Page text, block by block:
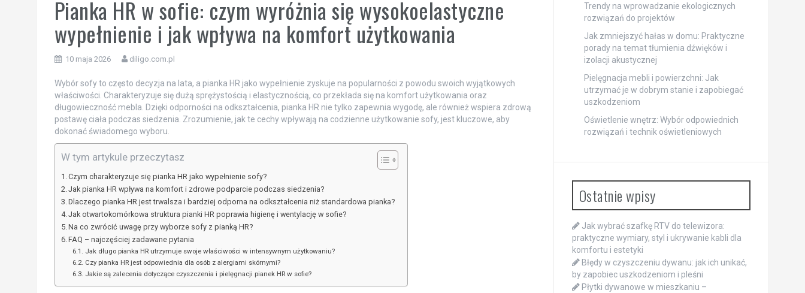
Pianka HR w sofie: czym wyróżnia się wysokoelastyczne
wypełnienie i jak wpływa na komfort użytkowania
10 maja 2026 diligo.com.pl
Wybór sofy to często decyzja na lata, a pianka HR jako wypełnienie zyskuje na popularności z powodu swoich wyjątkowych
właściwości. Charakteryzuje się dużą sprężystością i elastycznością, co przekłada się na komfort użytkowania oraz
długowieczność mebla. Dzięki odporności na odkształcenia, pianka HR nie tylko zapewnia wygodę, ale również wspiera zdrową
postawę ciała podczas siedzenia. Zrozumienie, jak te cechy wpływają na codzienne użytkowanie sofy, jest kluczowe, aby
dokonać świadomego wyboru.
W tym artykule przeczytasz
Czym charakteryzuje się pianka HR jako wypełnienie sofy?
Jak pianka HR wpływa na komfort i zdrowe podparcie podczas siedzenia?
Dlaczego pianka HR jest trwalsza i bardziej odporna na odkształcenia niż standardowa pianka?
Jak otwartokomórkowa struktura pianki HR poprawia higienę i wentylację w sofie?
Na co zwrócić uwagę przy wyborze sofy z pianką HR?
FAQ – najczęściej zadawane pytania
Jak długo pianka HR utrzymuje swoje właściwości w intensywnym użytkowaniu?
Czy pianka HR jest odpowiednia dla osób z alergiami skórnymi?
Jakie są zalecenia dotyczące czyszczenia i pielęgnacji pianek HR w sofie?
Trendy na wprowadzanie ekologicznych
rozwiązań do projektów
Jak zmniejszyć hałas w domu: Praktyczne
porady na temat tłumienia dźwięków i
izolacji akustycznej
Pielęgnacja mebli i powierzchni: Jak
utrzymać je w dobrym stanie i zapobiegać
uszkodzeniom
Oświetlenie wnętrz: Wybór odpowiednich
rozwiązań i technik oświetleniowych
Ostatnie wpisy
Jak wybrać szafkę RTV do telewizora:
praktyczne wymiary, styl i ukrywanie kabli dla
komfortu i estetyki
Błędy w czyszczeniu dywanu: jak ich unikać,
by zapobiec uszkodzeniom i pleśni
Płytki dywanowe w mieszkaniu –